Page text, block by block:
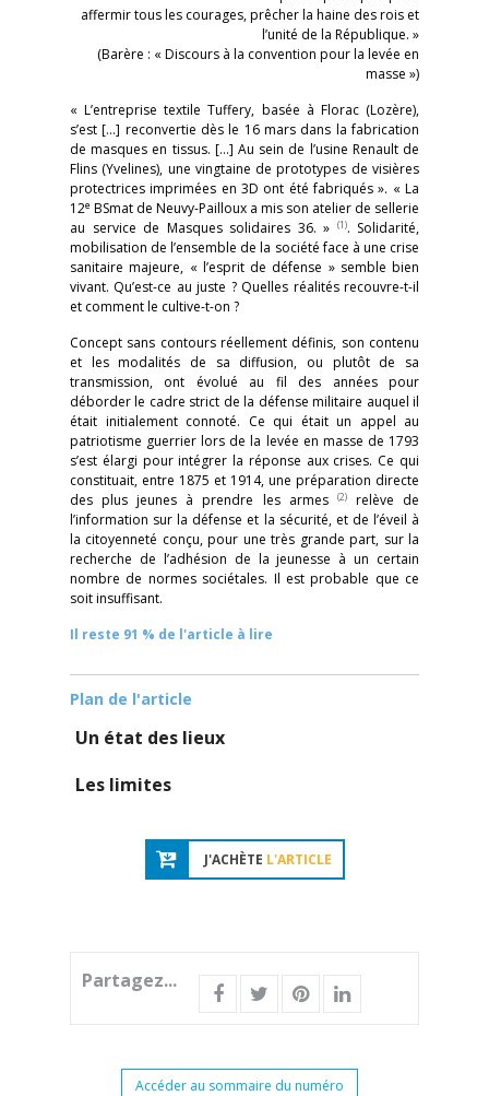
affermir tous les courages, prêcher la haine des rois et
l’unité de la République. »
(Barère : « Discours à la convention pour la levée en
masse »)
« L’entreprise textile Tuffery, basée à Florac (Lozère),
s’est […] reconvertie dès le 16 mars dans la fabrication
de masques en tissus. […] Au sein de l’usine Renault de
Flins (Yvelines), une vingtaine de prototypes de visières
protectrices imprimées en 3D ont été fabriqués ». « La
12e BSmat de Neuvy-Pailloux a mis son atelier de sellerie
au service de Masques solidaires 36. » (1). Solidarité,
mobilisation de l’ensemble de la société face à une crise
sanitaire majeure, « l’esprit de défense » semble bien
vivant. Qu’est-ce au juste ? Quelles réalités recouvre-t-il
et comment le cultive-t-on ?
Concept sans contours réellement définis, son contenu
et les modalités de sa diffusion, ou plutôt de sa
transmission, ont évolué au fil des années pour
déborder le cadre strict de la défense militaire auquel il
était initialement connoté. Ce qui était un appel au
patriotisme guerrier lors de la levée en masse de 1793
s’est élargi pour intégrer la réponse aux crises. Ce qui
constituait, entre 1875 et 1914, une préparation directe
des plus jeunes à prendre les armes
(2)relève de
l’information sur la défense et la sécurité, et de l’éveil à
la citoyenneté conçu, pour une très grande part, sur la
recherche de l’adhésion de la jeunesse à un certain
nombre de normes sociétales. Il est probable que ce
soit insuffisant.
Il reste 91 % de l'article à lire
Plan de l'article
Un état des lieux
Les limites
J'ACHÈTE L'ARTICLE
Partagez...
Accéder au sommaire du numéro